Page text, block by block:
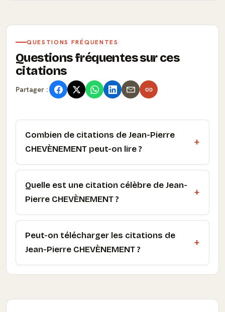
QUESTIONS FRÉQUENTES
Questions fréquentes sur ces
citations
Partager :
Combien de citations de Jean-Pierre
CHEVÈNEMENT peut-on lire ?
Quelle est une citation célèbre de Jean-
Pierre CHEVÈNEMENT ?
Peut-on télécharger les citations de
Jean-Pierre CHEVÈNEMENT ?